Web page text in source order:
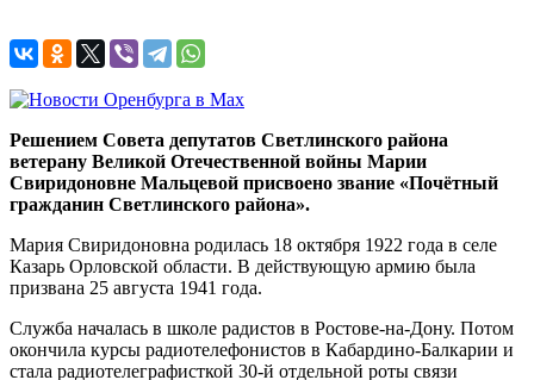
Решением Совета депутатов Светлинского района
ветерану Великой Отечественной войны Марии
Свиридоновне Мальцевой присвоено звание «Почётный
гражданин Светлинского района».
Мария Свиридоновна родилась 18 октября 1922 года в селе
Казарь Орловской области. В действующую армию была
призвана 25 августа 1941 года.
Служба началась в школе радистов в Ростове-на-Дону. Потом
окончила курсы радиотелефонистов в Кабардино-Балкарии и
стала радиотелеграфисткой 30-й отдельной роты связи